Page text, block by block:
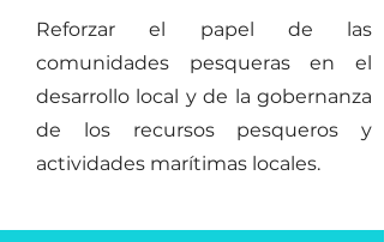
Reforzar el papel de las
comunidades pesqueras en el
desarrollo local y de la gobernanza
de los recursos pesqueros y
actividades marítimas locales.